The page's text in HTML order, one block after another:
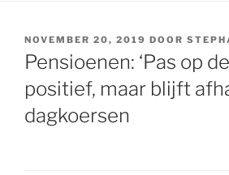
GEPLAATST
OP
NOVEMBER 20, 2019 DOOR
Pensioenen: ‘Pas op
positief, maar blijft
dagkoersen